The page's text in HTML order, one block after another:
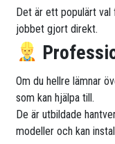
Det är ett populärt
jobbet gjort direkt.
Om du hellre lämnar
som kan hjälpa till.
De är utbildade
modeller och kan